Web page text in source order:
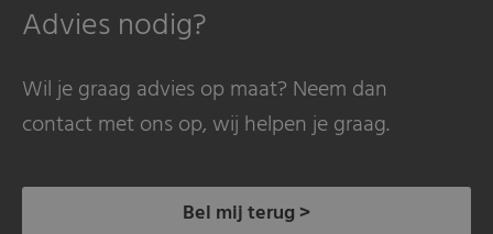
Advies nodig?
Wil je graag advies op maat? Neem dan
contact met ons op, wij helpen je graag.
Bel mij terug >